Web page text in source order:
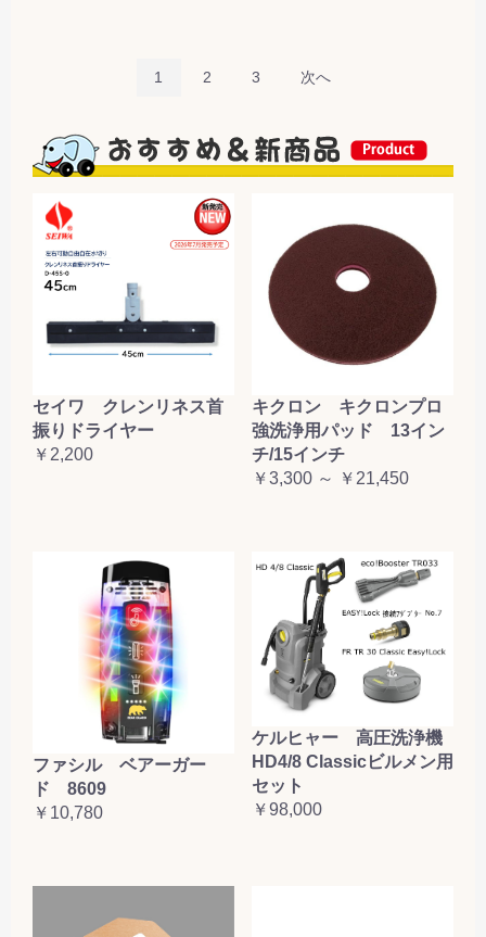
1 2 3 次へ
セイワ クレンリネス首
振りドライヤー
￥2,200
キクロン キクロンプロ
強洗浄用パッド 13イン
チ/15インチ
￥3,300 ～ ￥21,450
ファシル ベアーガー
ド 8609
￥10,780
ケルヒャー 高圧洗浄機
HD4/8 Classicビルメン用
セット
￥98,000